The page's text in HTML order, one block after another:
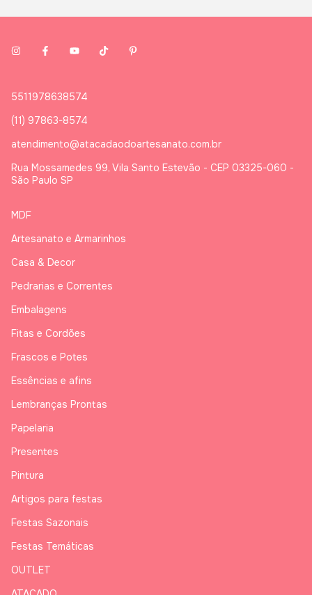
5511978638574
(11) 97863-8574
atendimento@atacadaodoartesanato.com.br
Rua Mossamedes 99, Vila Santo Estevão - CEP 03325-060 -
São Paulo SP
MDF
Artesanato e Armarinhos
Casa & Decor
Pedrarias e Correntes
Embalagens
Fitas e Cordões
Frascos e Potes
Essências e afins
Lembranças Prontas
Papelaria
Presentes
Pintura
Artigos para festas
Festas Sazonais
Festas Temáticas
OUTLET